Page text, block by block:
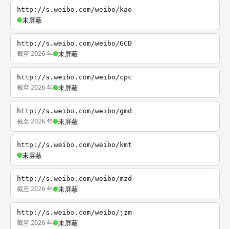
http://s.weibo.com/weibo/kao
未屏蔽
http://s.weibo.com/weibo/GCD
截至 2026 年 未屏蔽
http://s.weibo.com/weibo/cpc
截至 2026 年 未屏蔽
http://s.weibo.com/weibo/gmd
截至 2026 年 未屏蔽
http://s.weibo.com/weibo/kmt
未屏蔽
http://s.weibo.com/weibo/mzd
截至 2026 年 未屏蔽
http://s.weibo.com/weibo/jzm
截至 2026 年 未屏蔽